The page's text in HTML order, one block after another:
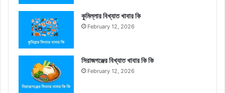
কুমিল্লার বিখ্যাত খাবার কি
February 12, 2026
সিরাজগঞ্জের বিখ্যাত খাবার কি কি
February 12, 2026